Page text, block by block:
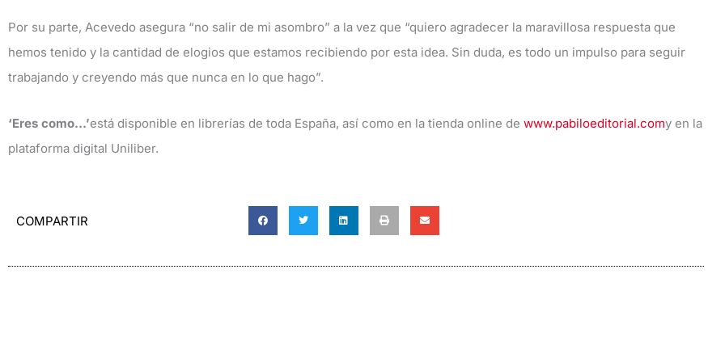
Por su parte, Acevedo asegura “no salir de mi asombro” a la vez que “quiero agradecer la maravillosa respuesta que
hemos tenido y la cantidad de elogios que estamos recibiendo por esta idea. Sin duda, es todo un impulso para seguir
trabajando y creyendo más que nunca en lo que hago”.
‘Eres como…’está disponible en librerías de toda España, así como en la tienda online de www.pabiloeditorial.comy en la
plataforma digital Uniliber.
COMPARTIR